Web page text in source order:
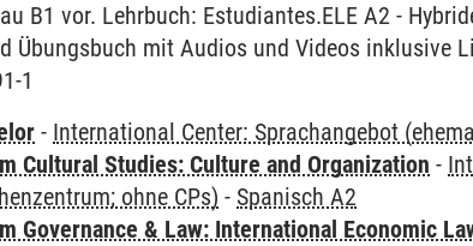
B1 vor. Lehrbuch: Estudiantes.ELE A2 -
Übungsbuch mit Audios und Videos inklusive
1
- International Center: Sprachangebot
Cultural Studies: Culture and Organization -
ohne CPs) - Spanisch A2
Governance & Law: International Economic